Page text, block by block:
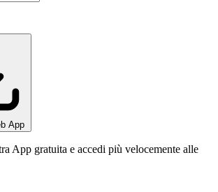
App
App gratuita e accedi più velocemente alle